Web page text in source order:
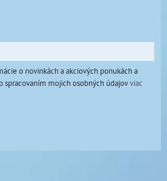
o novinkách a akciových ponukách a
spracovaním mojich osobných údajovviac